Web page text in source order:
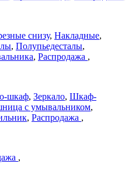
снизу, Накладные,
, Полупьедесталы,
, Распродажа ,
шкаф, Зеркало, Шкаф-
с умывальником,
, Распродажа ,
,